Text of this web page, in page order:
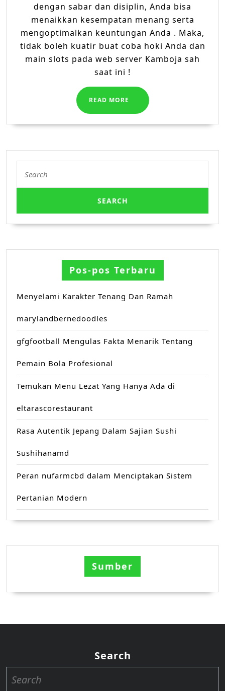
dengan sabar dan disiplin, Anda bisa
menaikkan kesempatan menang serta
mengoptimalkan keuntungan Anda . Maka,
tidak boleh kuatir buat coba hoki Anda dan
main slots pada web server Kamboja sah
saat ini !
READ MORE
READ
MORE
for:
Pos-pos Terbaru
Menyelami Karakter Tenang Dan Ramah
marylandbernedoodles
gfgfootball Mengulas Fakta Menarik Tentang
Pemain Bola Profesional
Temukan Menu Lezat Yang Hanya Ada di
eltarascorestaurant
Rasa Autentik Jepang Dalam Sajian Sushi
Sushihanamd
Peran nufarmcbd dalam Menciptakan Sistem
Pertanian Modern
Sumber
Search
for: